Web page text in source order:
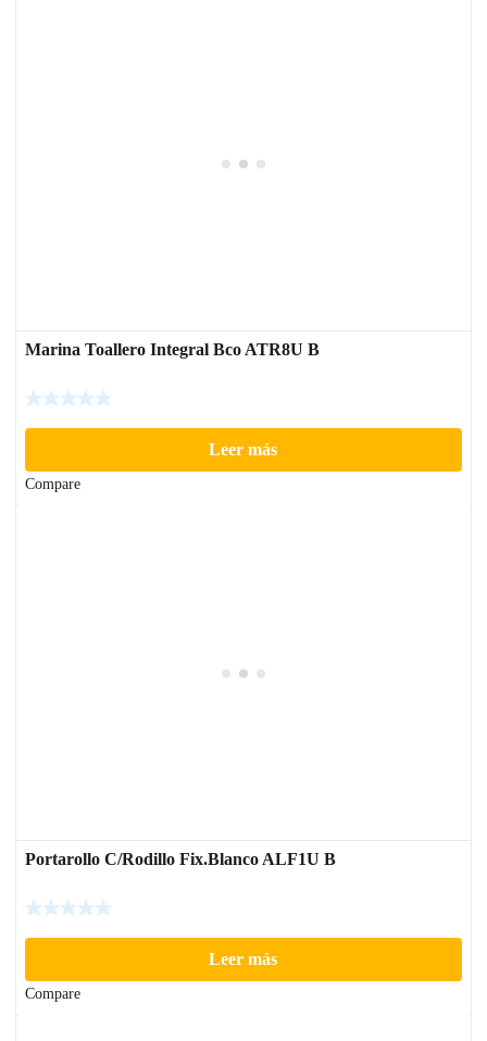
Marina Toallero Integral Bco ATR8U B
Leer más
Compare
Portarollo C/Rodillo Fix.Blanco ALF1U B
Leer más
Compare